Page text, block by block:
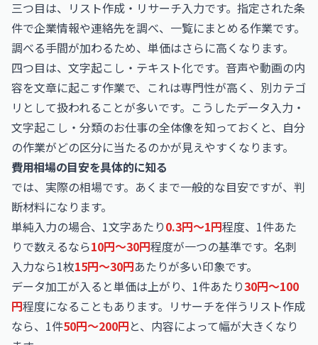
三つ目は、リスト作成・リサーチ入力です。指定された条
件で企業情報や連絡先を調べ、一覧にまとめる作業です。
調べる手間が加わるため、単価はさらに高くなります。
四つ目は、文字起こし・テキスト化です。音声や動画の内
容を文章に起こす作業で、これは専門性が高く、別カテゴ
リとして扱われることが多いです。こうしたデータ入力・
文字起こし・分類のお仕事の全体像を知っておくと、自分
の作業がどの区分に当たるのかが見えやすくなります。
費用相場の目安を具体的に知る
では、実際の相場です。あくまで一般的な目安ですが、判
断材料になります。
単純入力の場合、1文字あたり0.3円〜1円程度、1件あた
りで数えるなら10円〜30円程度が一つの基準です。名刺
入力なら1枚15円〜30円あたりが多い印象です。
データ加工が入ると単価は上がり、1件あたり30円〜100
円程度になることもあります。リサーチを伴うリスト作成
なら、1件50円〜200円と、内容によって幅が大きくなり